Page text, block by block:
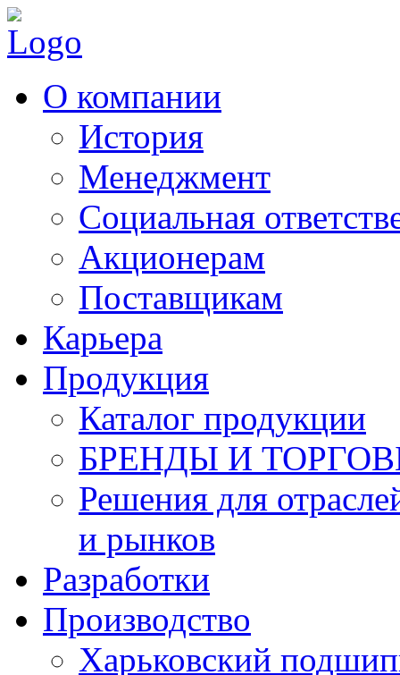
О компании
История
Менеджмент
Социальная
Акционерам
Поставщикам
Карьера
Продукция
Каталог продукции
БРЕНДЫ И
Решения для
и рынков
Разработки
Производство
Харьковский